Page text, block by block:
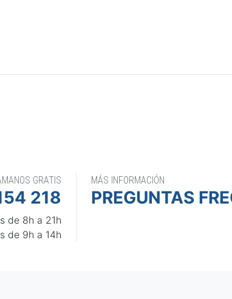
GRATIS
218
de 8h a 21h
de 9h a 14h
MÁS INFORMACIÓN
PREGUNTAS